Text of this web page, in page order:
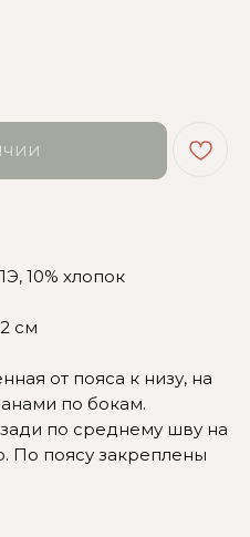
10% хлопок
см
от пояса к низу, на
по бокам.
по среднему шву на
По поясу закреплены
сетку
мы